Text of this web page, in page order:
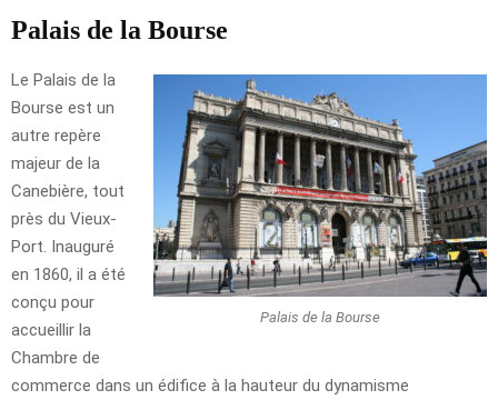
Palais de la Bourse
Palais de la Bourse
Le Palais de la
Bourse est un
autre repère
majeur de la
Canebière, tout
près du Vieux-
Port. Inauguré
en 1860, il a été
conçu pour
accueillir la
Chambre de
commerce dans un édifice à la hauteur du dynamisme